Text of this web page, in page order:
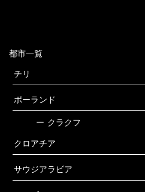
都市一覧
チリ
ポーランド
ー クラクフ
クロアチア
サウジアラビア